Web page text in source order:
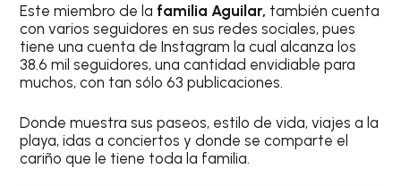
Este miembro de la familia Aguilar, también cuenta
con varios seguidores en sus redes sociales, pues
tiene una cuenta de Instagram la cual alcanza los
38.6 mil seguidores, una cantidad envidiable para
muchos, con tan sólo 63 publicaciones.
Donde muestra sus paseos, estilo de vida, viajes a la
playa, idas a conciertos y donde se comparte el
cariño que le tiene toda la familia.